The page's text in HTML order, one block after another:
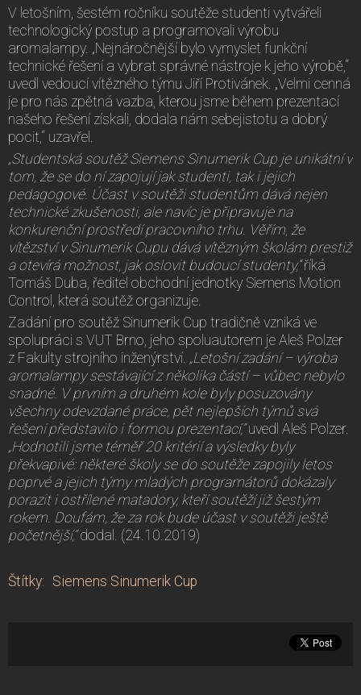
V letošním, šestém ročníku soutěže studenti vytvářeli
technologický postup a programovali výrobu
aromalampy. „Nejnáročnější bylo vymyslet funkční
technické řešení a vybrat správné nástroje k jeho výrobě,“
uvedl vedoucí vítězného týmu Jiří Protivánek. „Velmi cenná
je pro nás zpětná vazba, kterou jsme během prezentací
našeho řešení získali, dodala nám sebejistotu a dobrý
pocit,“ uzavřel.
„Studentská soutěž Siemens Sinumerik Cup je unikátní v
tom, že se do ní zapojují jak studenti, tak i jejich
pedagogové. Účast v soutěži studentům dává nejen
technické zkušenosti, ale navíc je připravuje na
konkurenční prostředí pracovního trhu. Věřím, že
vítězství v Sinumerik Cupu dává vítězným školám prestiž
a otevírá možnost, jak oslovit budoucí studenty,“říká
Tomáš Duba, ředitel obchodní jednotky Siemens Motion
Control, která soutěž organizuje.
Zadání pro soutěž Sinumerik Cup tradičně vzniká ve
spolupráci s VUT Brno, jeho spoluautorem je Aleš Polzer
z Fakulty strojního inženýrství . „Letošní zadání – výroba
aromalampy sestávající z několika částí – vůbec nebylo
snadné. V prvním a druhém kole byly posuzovány
všechny odevzdané práce, pět nejlepších týmů svá
řešení představilo i formou prezentací,“uvedl Aleš Polzer.
„Hodnotili jsme téměř 20 kritérií a výsledky byly
překvapivé: některé školy se do soutěže zapojily letos
poprvé a jejich týmy mladých programátorů dokázaly
porazit i ostřílené matadory, kteří soutěží již šestým
rokem. Doufám, že za rok bude účast v soutěži ještě
početnější,“dodal. (24.10.2019)
Štítky: Siemens Sinumerik Cup